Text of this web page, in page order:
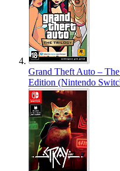
Grand Theft Auto –
Edition (Nintendo